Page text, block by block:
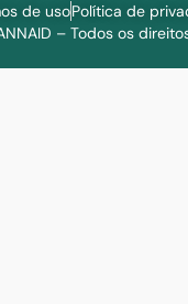
de usoPolítica de
– Todos os